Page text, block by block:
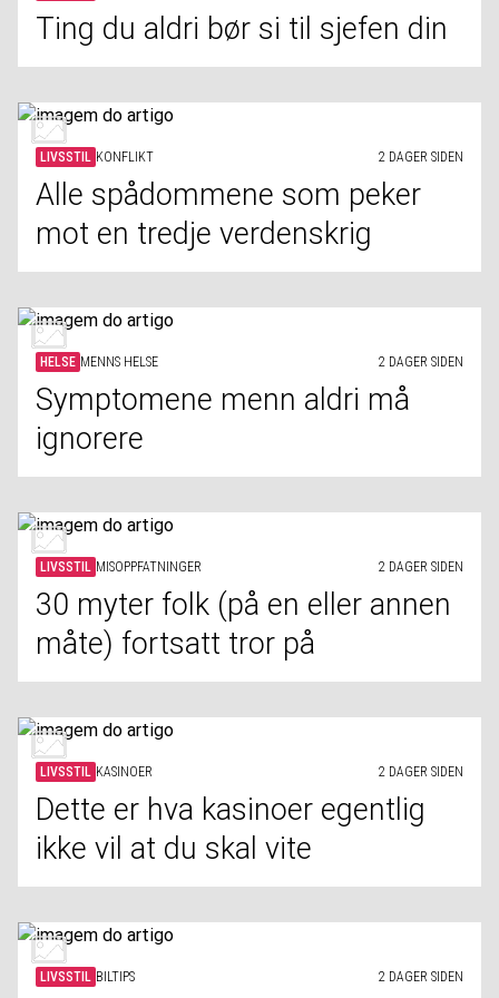
Ting du aldri bør si til sjefen din
LIVSSTIL KONFLIKT 2 DAGER SIDEN
Alle spådommene som peker
mot en tredje verdenskrig
HELSE MENNS HELSE 2 DAGER SIDEN
Symptomene menn aldri må
ignorere
LIVSSTIL MISOPPFATNINGER 2 DAGER SIDEN
30 myter folk (på en eller annen
måte) fortsatt tror på
LIVSSTIL KASINOER 2 DAGER SIDEN
Dette er hva kasinoer egentlig
ikke vil at du skal vite
LIVSSTIL BILTIPS 2 DAGER SIDEN